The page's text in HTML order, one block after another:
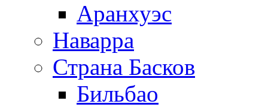
Аранхуэс
Наварра
Страна Басков
Бильбао